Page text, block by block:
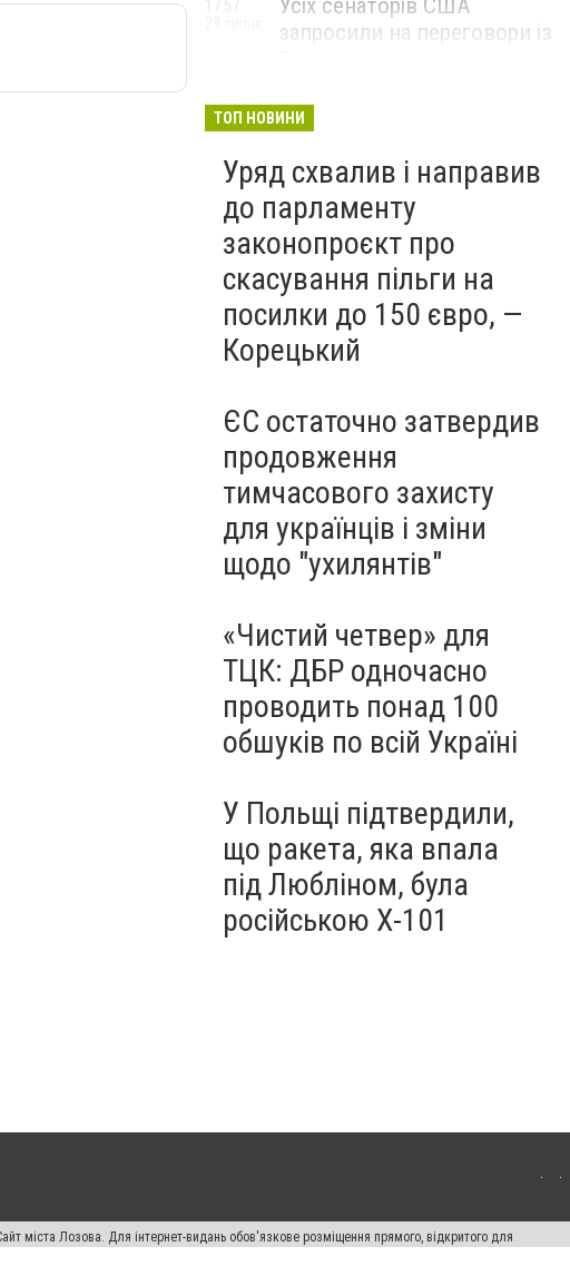
Усіх сенаторів США
запросили на переговори із
Росії, – The Hill
17:57
ТОП НОВИНИ
Уряд схвалив і направив
до парламенту
законопроєкт про
скасування пільги на
посилки до 150 євро, —
Корецький
ЄС остаточно затвердив
продовження
тимчасового захисту
для українців і зміни
щодо "ухилянтів"
«Чистий четвер» для
ТЦК: ДБР одночасно
проводить понад 100
обшуків по всій Україні
У Польщі підтвердили,
що ракета, яка впала
під Любліном, була
російською Х-101
міста Лозова. Для інтернет-видань обов'язкове розміщення прямого, відкритого для